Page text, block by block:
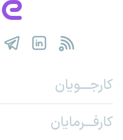
کارجـــویان
کارفـــرمایان